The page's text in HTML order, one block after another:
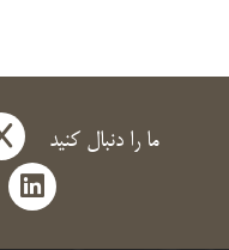
ما را دنبال کنید x